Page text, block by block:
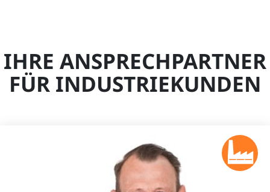
IHRE ANSPRECHPARTNER
FÜR INDUSTRIEKUNDEN